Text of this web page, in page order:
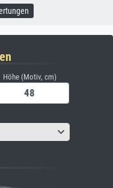
Höhe (Motiv, cm)